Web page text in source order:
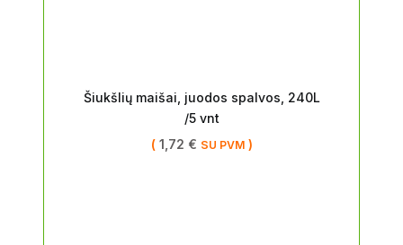
Šiukšlių maišai, juodos spalvos, 240L
/5 vnt
( 1,72 € SU PVM)